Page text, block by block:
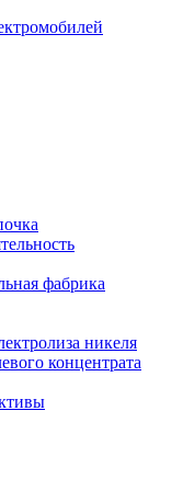
фабрика
никеля
концентрата